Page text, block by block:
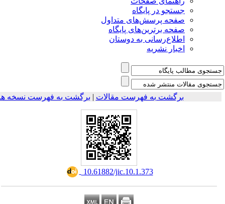
جستجو در پایگاه
صفحه پرسش‌های متداول
صفحه برترین‌های پایگاه
اطلاع‌رسانی به دوستان
اخبار نشریه
برگشت به فهرست مقالات| برگشت به فهرست نسخه ها
‎ 10.61882/jic.10.1.373